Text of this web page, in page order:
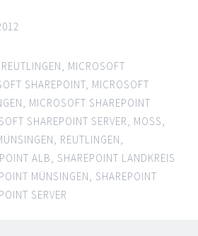
MICROSOFT
SHAREPOINT MICROSOFT
MICROSOFT SHAREPOINT
SHAREPOINT SERVER MOSS
REUTLINGEN
ALB
SHAREPOINT LANDKREIS
MÜNSINGEN
SHAREPOINT
SERVER